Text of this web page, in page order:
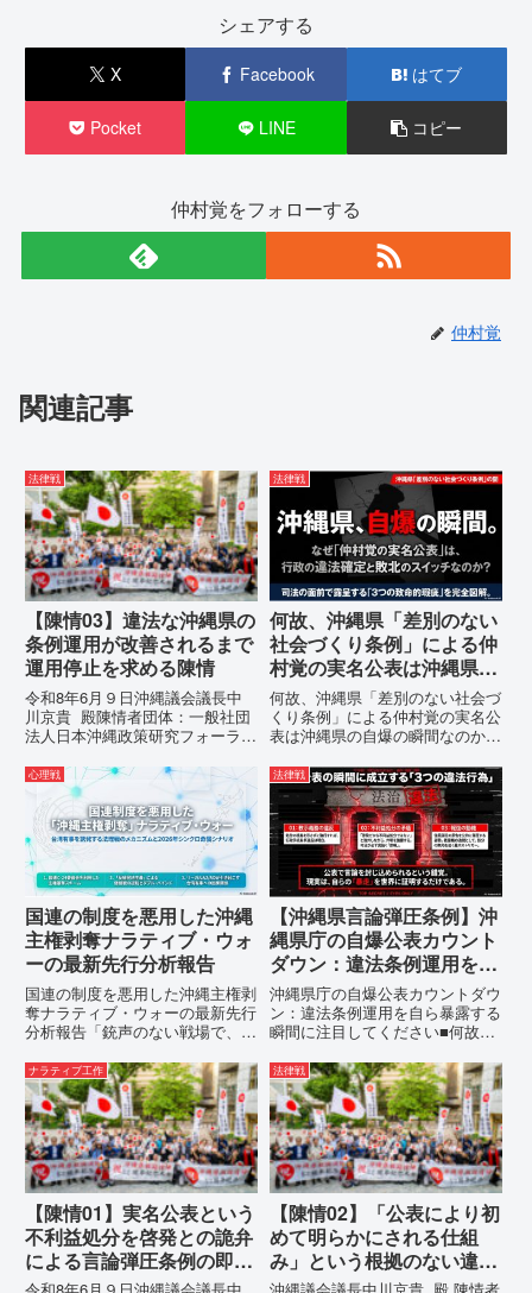
シェアする
X Facebook はてブ
Pocket LINE コピー
仲村覚をフォローする
仲村覚
関連記事
法律戦
【陳情03】違法な沖縄県の
条例運用が改善されるまで
運用停止を求める陳情
令和8年6月９日沖縄議会議長中
川京貴 殿陳情者団体：一般社団
法人日本沖縄政策研究フォーラム
所：沖縄県那覇市電 話：080-違
法な沖縄県の条例運用が改善され
るまで運用停止を求める陳情陳情
の趣旨沖縄県は、「沖縄県...
法律戦
何故、沖縄県「差別のない
社会づくり条例」による仲
村覚の実名公表は沖縄県の
自爆の瞬間なのか？その3
つの理由。
何故、沖縄県「差別のない社会づ
くり条例」による仲村覚の実名公
表は沖縄県の自爆の瞬間なのか？
強行しようとしている「仲村覚の
実名公表」。行政側はこの行為
を、特定の個人を社会的制裁に追
い込むための「仕上げ」だと考え
て...
心理戦
国連の制度を悪用した沖縄
主権剥奪ナラティブ・ウォ
ーの最新先行分析報告
国連の制度を悪用した沖縄主権剥
奪ナラティブ・ウォーの最新先行
分析報告「銃声のない戦場で、日
いる。」現代の戦争は、ミサイル
が飛来する以前に始まっていま
す。国連という国際的な舞台で、
巧妙な「言説（ナラティブ）」が
張...
法律戦
【沖縄県言論弾圧条例】沖
縄県庁の自爆公表カウント
ダウン：違法条例運用を自
ら暴露する瞬間に注目して
ください
沖縄県庁の自爆公表カウントダウ
ン：違法条例運用を自ら暴露する
瞬間に注目してください■何故、
テルを貼りたい本当の理由「なぜ
沖縄県庁は、法を無視してまで私
を封じ込めようとするのか。」そ
の理由は明確です。県政が統治
の...
ナラティブ工作
【陳情01】実名公表という
不利益処分を啓発との詭弁
による言論弾圧条例の即時
運用停止を求める陳情
法律戦
【陳情02】「公表により初
めて明らかにされる仕組
み」という根拠のない違法
運用の指摘と条例運用の停